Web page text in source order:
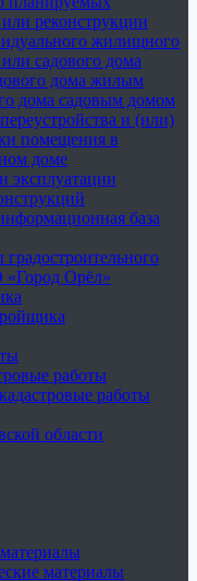
или реконструкции
жилищного
или садового дома
дома жилым
дома садовым домом
и (или)
помещения в
доме
эксплуатации
база
Орёл»
работы
работы
области
материалы